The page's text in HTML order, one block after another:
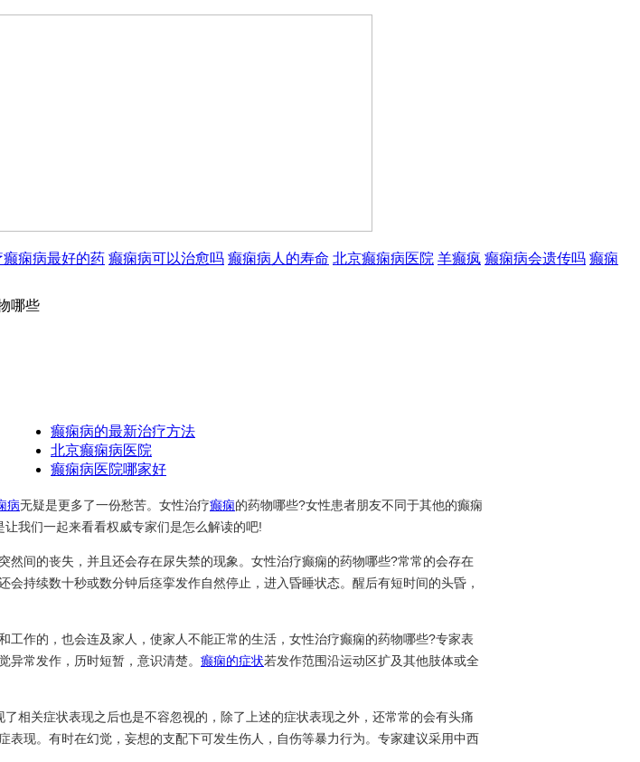
癫痫病最好的药 癫痫病可以治愈吗 癫痫病人的寿命 北京癫痫病医院 羊癫疯 癫痫病会遗传吗 癫痫
哪些
癫痫病的最新治疗方法
北京癫痫病医院
癫痫病医院哪家好
病无疑是更多了一份愁苦。女性治疗癫痫的药物哪些?女性患者朋友不同于其他的癫痫
我们一起来看看权威专家们是怎么解读的吧!
间的丧失，并且还会存在尿失禁的现象。女性治疗癫痫的药物哪些?常常的会存在
持续数十秒或数分钟后痉挛发作自然停止，进入昏睡状态。醒后有短时间的头昏，
工作的，也会连及家人，使家人不能正常的生活，女性治疗癫痫的药物哪些?专家表
常发作，历时短暂，意识清楚。 癫痫的症状若发作范围沿运动区扩及其他肢体或全
相关症状表现之后也是不容忽视的，除了上述的症状表现之外，还常常的会有头痛
现。有时在幻觉，妄想的支配下可发生伤人，自伤等暴力行为。专家建议采用中西